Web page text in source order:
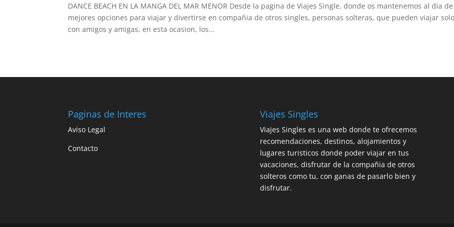
DANCE BEACH EN LA MANGA DEL MAR MENOR Desde la pagina de Viajes Single, donde os mantenemos al dia
mejores opciones para viajar y divertirse en compañia de otros singles, personas solteras, que pueden viajar
con amigos y amigas, en esta ocasion, los...
Paginas de Interes
Aviso Legal
Contacto
Viajes Singles
Viajes Singles es una web donde te ofrecemos
recomendaciones, destinos, alojamientos y
lugares turisticos donde poder viajar en tus
vacaciones, disfrutar de la compañia de otros
solteros como tu, con ganas de pasarlo bien y
disfrutar.